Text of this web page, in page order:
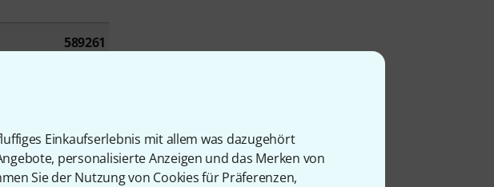
Einkaufserlebnis mit allem was dazugehört
personalisierte Anzeigen und das Merken von
Sie der Nutzung von Cookies für Präferenzen,
589261
Palisander